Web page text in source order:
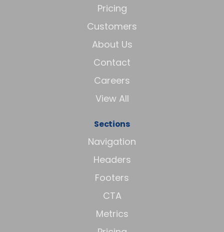
Pricing
Customers
About Us
Contact
Careers
View All
Sections
Navigation
Headers
Footers
CTA
Metrics